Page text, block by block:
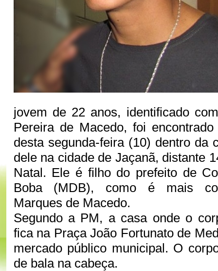
jovem de 22 anos, identificado
Pereira de Macedo, foi
desta segunda-feira (10) dentro da
dele na cidade de Jaçanã, distante
Natal. Ele é filho do prefeito de
Boba (MDB), como é mais
Marques de Macedo.
Segundo a PM, a casa onde o
fica na Praça João Fortunato de
mercado público municipal. O
de bala na cabeça.